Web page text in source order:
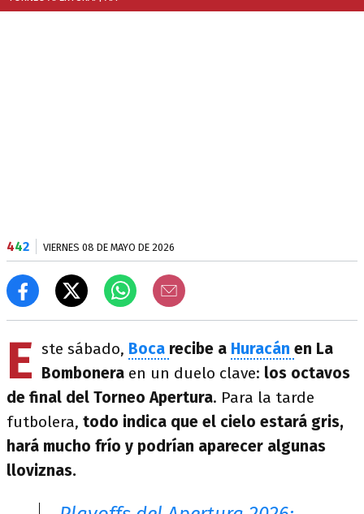
442 VIERNES 08 DE MAYO DE 2026
E ste sábado, Boca recibe a Huracán en La
Bombonera en un duelo clave: los octavos
de final del Torneo Apertura. Para la tarde
futbolera, todo indica que el cielo estará gris,
hará mucho frío y podrían aparecer algunas
lloviznas.